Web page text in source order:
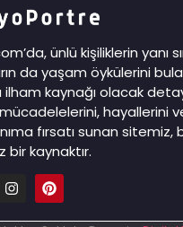
ünlü kişiliklerin yanı
da yaşam öykülerini
kaynağı olacak
mücadelelerini, hayallerini
fırsatı sunan sitemiz,
kaynaktır.